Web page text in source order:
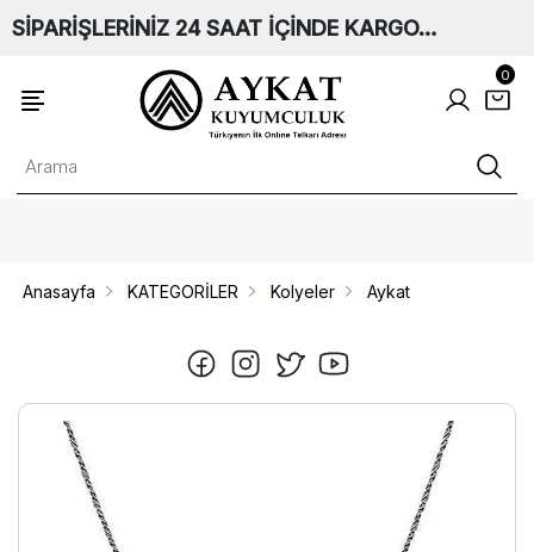
SİPARİŞLERİNİZ 24 SAAT İÇİNDE KARGO…
0
Anasayfa KATEGORİLER Kolyeler Aykat